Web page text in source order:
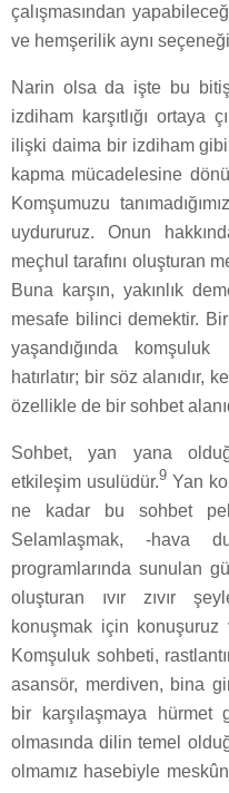
çalışmasından
ve hemşerilik aynı
Narin olsa da işte bu
izdiham karşıtlığı ortaya
ilişki daima bir izdiham
kapma mücadelesine
Komşumuzu
uydururuz. Onun
meçhul tarafını oluşturan
Buna karşın, yakınlık
mesafe bilinci demektir.
yaşandığında
hatırlatır; bir söz alanıdır,
özellikle de bir sohbet
Sohbet, yan yana
etkileşim usulüdür.9 Yan
ne kadar bu sohbet
Selamlaşmak, -hava
programlarında sunulan
oluşturan ıvır zıvır
konuşmak için konuşuruz
Komşuluk sohbeti,
asansör, merdiven, bina
bir karşılaşmaya hürmet
olmasında dilin temel
olmamız hasebiyle